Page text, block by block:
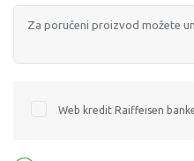
Web kredit Raiffeisen